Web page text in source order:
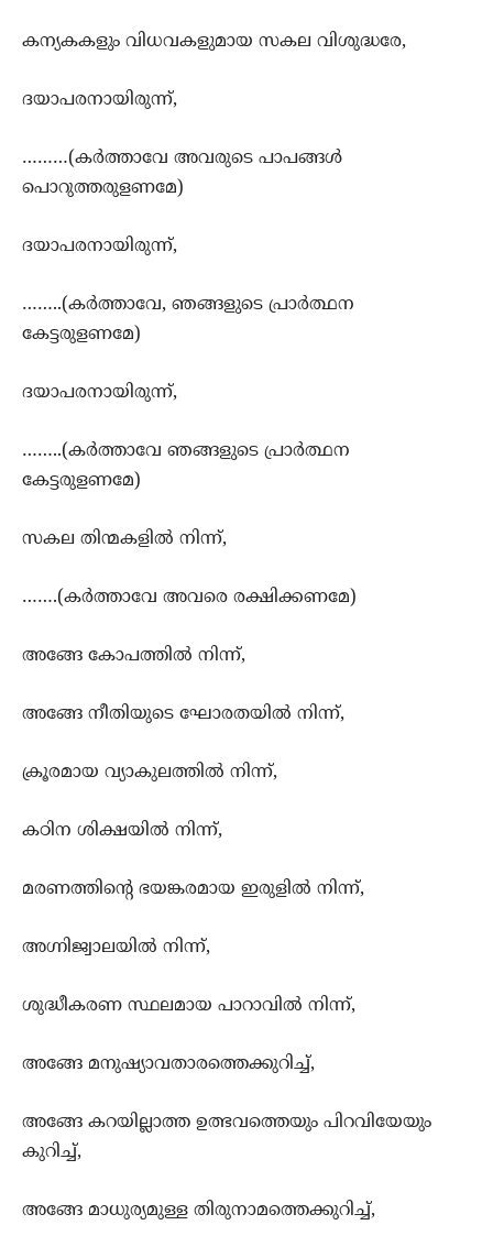
കന്യകകളും വിധവകളുമായ സകല വിശുദ്ധരേ,
ദയാപരനായിരുന്ന്,
………(കര്‍ത്താവേ അവരുടെ പാപങ്ങള്‍
പൊറുത്തരുളണമേ)
ദയാപരനായിരുന്ന്,
……..(കര്‍ത്താവേ, ഞങ്ങളുടെ പ്രാര്‍ത്ഥന
കേട്ടരുളണമേ)
ദയാപരനായിരുന്ന്,
……..(കര്‍ത്താവേ ഞങ്ങളുടെ പ്രാര്‍ത്ഥന
കേട്ടരുളണമേ)
സകല തിന്മകളില്‍ നിന്ന്‍,
…….(കര്‍ത്താവേ അവരെ രക്ഷിക്കണമേ)
അങ്ങേ കോപത്തില്‍ നിന്ന്,
അങ്ങേ നീതിയുടെ ഘോരതയില്‍ നിന്ന്‍,
ക്രൂരമായ വ്യാകുലത്തില്‍ നിന്ന്,
കഠിന ശിക്ഷയില്‍ നിന്ന്,
മരണത്തിന്‍റെ ഭയങ്കരമായ ഇരുളില്‍ നിന്ന്‍,
അഗ്നിജ്വാലയില്‍ നിന്ന്‍,
ശുദ്ധീകരണ സ്ഥലമായ പാറാവില്‍ നിന്ന്‍,
അങ്ങേ മനുഷ്യാവതാരത്തെക്കുറിച്ച്,
അങ്ങേ കറയില്ലാത്ത ഉത്ഭവത്തെയും പിറവിയേയും
കുറിച്ച്,
അങ്ങേ മാധുര്യമുള്ള തിരുനാമത്തെക്കുറിച്ച്,